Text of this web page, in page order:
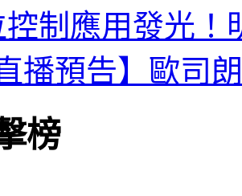
控制應用發光！
直播預告】歐司
榜